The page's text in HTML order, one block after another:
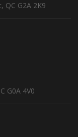
QC G2A 2K9
G0A 4V0